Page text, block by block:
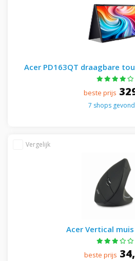
Acer PD163QT draagbare
beste prijs
7 shops
Acer Vertical
beste prijs